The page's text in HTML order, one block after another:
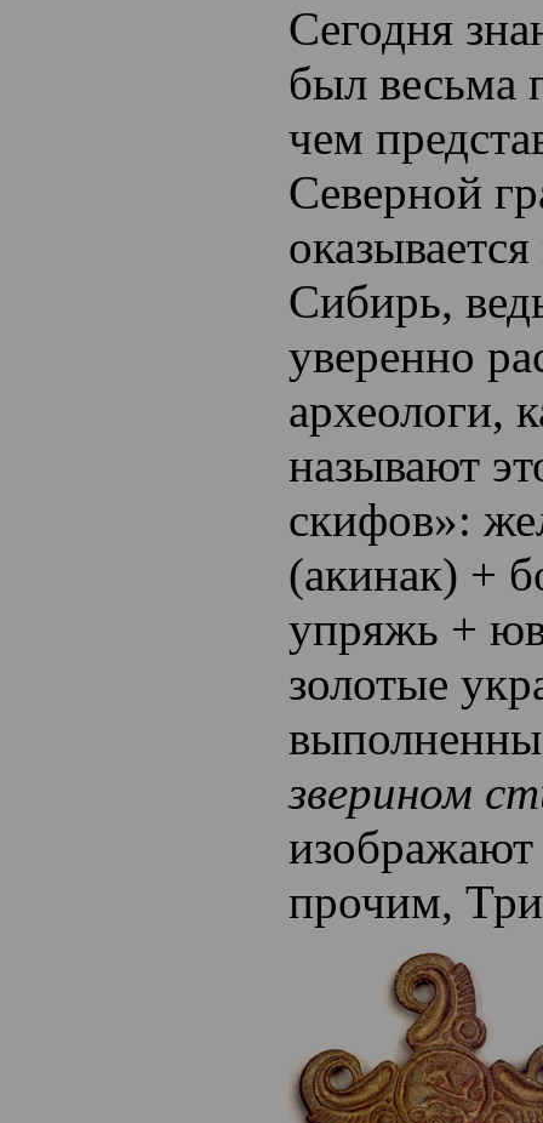
Сегодня
был весьма
чем
Северной
Сибирь,
уверенно
археологи,
называют
скифов»:
(акинак) +
упряжь +
золотые
зверином
прочим,